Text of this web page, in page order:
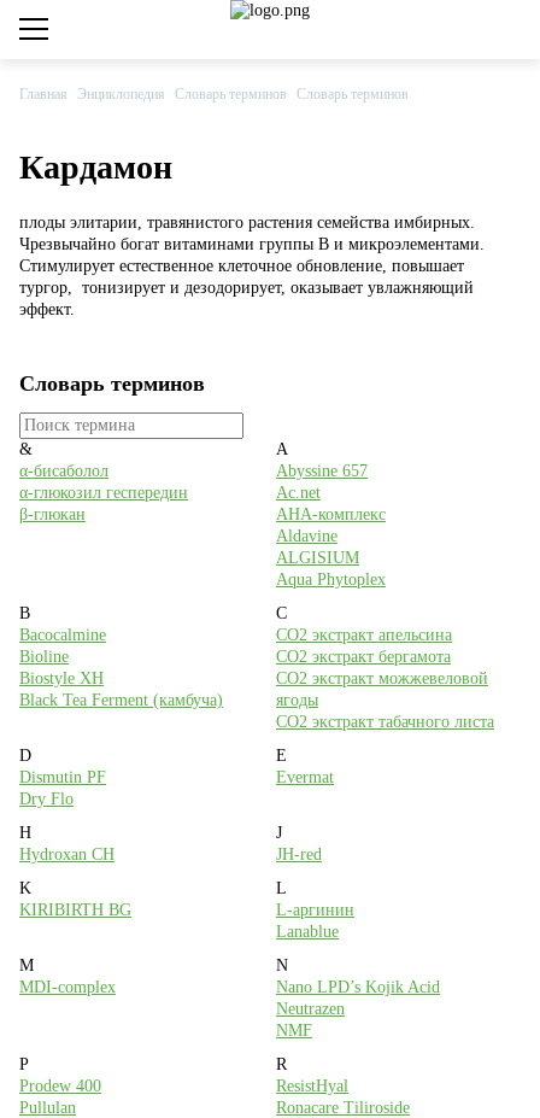
Private club
Каталог товаров
Сервис
Центральный офис
8 800 555-79-09
info@cosmetika.ru
Дохтуровский переулок, дом 6
Обучение
Москва, ул. Большая Академическая, дом 15к1 (м. Войковская)
На карте
Наши соцсети
Мы принимаем к оплате
Главная Энциклопедия Словарь терминов Словарь терминов
Кардамон
плоды элитарии, травянистого растения семейства имбирных.
Чрезвычайно богат витаминами группы В и микроэлементами.
Стимулирует естественное клеточное обновление, повышает
тургор, тонизирует и дезодорирует, оказывает увлажняющий
эффект.
Словарь терминов
&
α-бисаболол
α-глюкозил геспередин
β-глюкан
A
Abyssine 657
Ac.net
AHA-комплекс
Aldavine
ALGISIUM
Aqua Phytoplex
B
Bacocalmine
Bioline
Biostyle XH
Black Tea Ferment (камбуча)
C
CO2 экстракт апельсина
CO2 экстракт бергамота
CO2 экстракт можжевеловой
ягоды
CO2 экстракт табачного листа
D
Dismutin PF
Dry Flo
E
Evermat
H
Hydroxan CH
J
JH-red
K
KIRIBIRTH BG
L
L-аргинин
Lanablue
M
MDI-complex
N
Nano LPD’s Kojik Acid
Neutrazen
NMF
P
Prodew 400
Pullulan
R
ResistHyal
Ronacare Tiliroside